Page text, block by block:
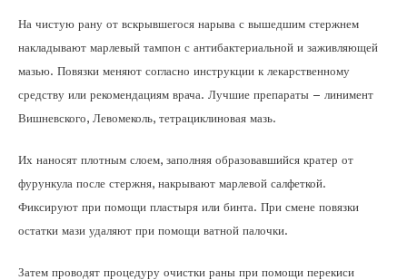
На чистую рану от вскрывшегося нарыва с вышедшим стержнем
накладывают марлевый тампон с антибактериальной и заживляющей
мазью. Повязки меняют согласно инструкции к лекарственному
средству или рекомендациям врача. Лучшие препараты – линимент
Вишневского, Левомеколь, тетрациклиновая мазь.
Их наносят плотным слоем, заполняя образовавшийся кратер от
фурункула после стержня, накрывают марлевой салфеткой.
Фиксируют при помощи пластыря или бинта. При смене повязки
остатки мази удаляют при помощи ватной палочки.
Затем проводят процедуру очистки раны при помощи перекиси